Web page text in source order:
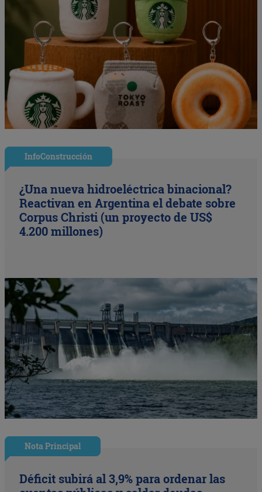
InfoConstrucción
¿Una nueva hidroeléctrica binacional?
Reactivan en Argentina el debate sobre
Corpus Christi (un proyecto de US$
4.200 millones)
Nota Principal
Déficit subirá al 3,9% para ordenar las